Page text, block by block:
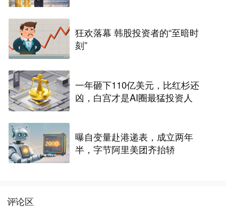
狂欢落幕 韩股投资者的“至暗时
刻”
一年砸下110亿美元，比红杉还
凶，白宫才是AI圈最猛投资人
曝自变量赴港递表，成立两年
半，字节阿里美团齐抬轿
评论区